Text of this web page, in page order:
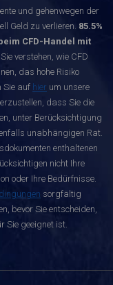
und gehenwegen der
Geld zu verlieren. 85.5%
CFD-Handel mit
verstehen, wie CFD
das hohe Risiko
Sie auf hier um unsere
dass Sie die
unter Berücksichtigung
unabhängigen Rat.
enthaltenen
nicht Ihre
oder Ihre Bedürfnisse.
sorgfältig
bevor Sie entscheiden,
Sie geeignet ist.